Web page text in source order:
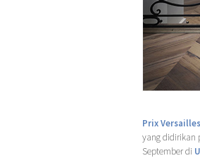
Prix Versailles
yang didirikan
September di